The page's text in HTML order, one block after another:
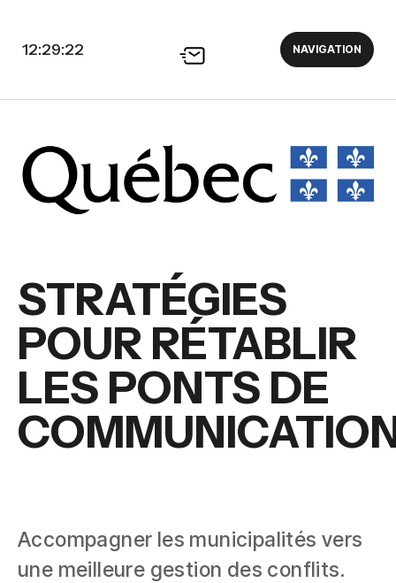
12:29:23 NAVIGATION
STRATÉGIES
POUR RÉTABLIR
LES PONTS DE
Accompagner les municipalités vers
une meilleure gestion des conflits.